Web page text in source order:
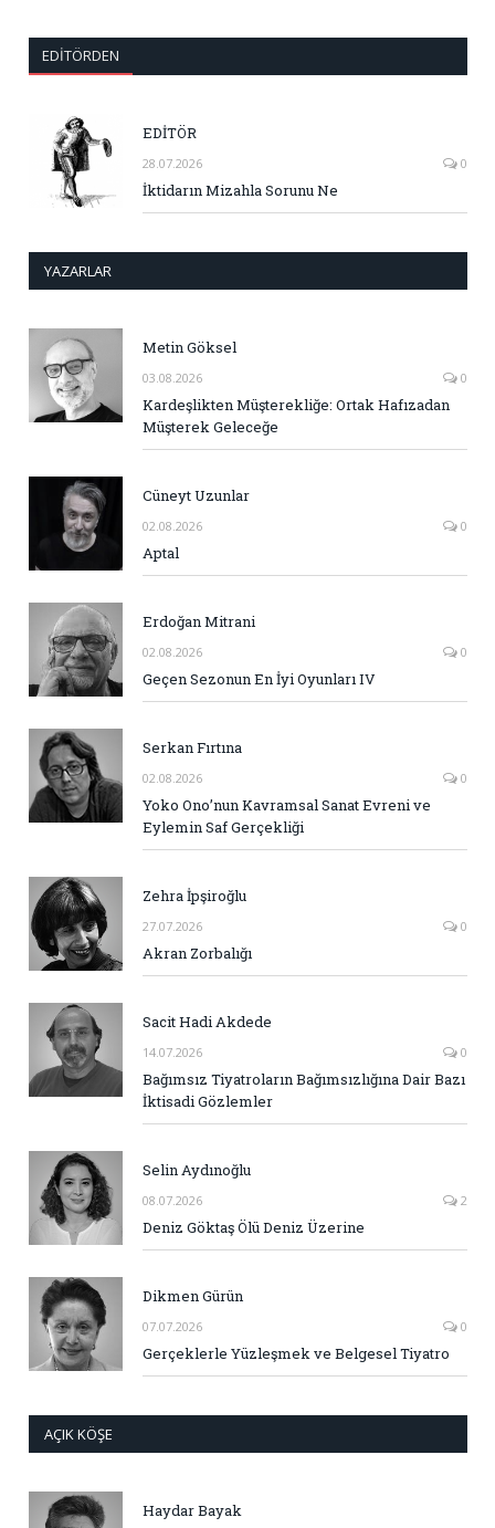
EDITÖRDEN
EDİTÖR
28.07.2026 0
İktidarın Mizahla Sorunu Ne
YAZARLAR
Metin Göksel
03.08.2026 0
Kardeşlikten Müşterekliğe: Ortak Hafızadan
Müşterek Geleceğe
Cüneyt Uzunlar
02.08.2026 0
Aptal
Erdoğan Mitrani
02.08.2026 0
Geçen Sezonun En İyi Oyunları IV
Serkan Fırtına
02.08.2026 0
Yoko Ono’nun Kavramsal Sanat Evreni ve
Eylemin Saf Gerçekliği
Zehra İpşiroğlu
27.07.2026 0
Akran Zorbalığı
Sacit Hadi Akdede
14.07.2026 0
Bağımsız Tiyatroların Bağımsızlığına Dair Bazı
İktisadi Gözlemler
Selin Aydınoğlu
08.07.2026 2
Deniz Göktaş Ölü Deniz Üzerine
Dikmen Gürün
07.07.2026 0
Gerçeklerle Yüzleşmek ve Belgesel Tiyatro
AÇIK KÖŞE
Haydar Bayak